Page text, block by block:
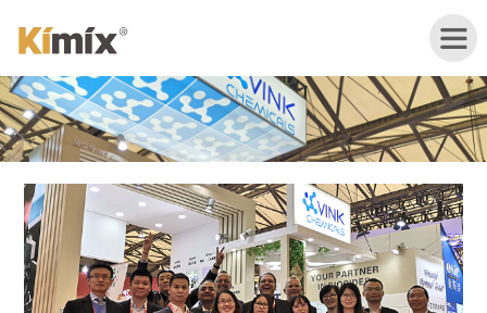
Inicio
Sobre
nosotros